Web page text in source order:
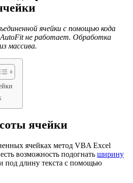
ячейки с помощью кода
не работает. Обработка
массива.
ячейки
ячейках метод VBA Excel
возможность подогнать ширину
под длину текста с помощью